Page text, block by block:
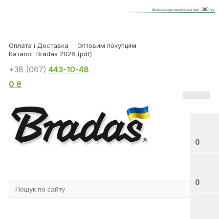
Оплата і Доставка
Оптовим покупцям
Каталог Bradas 2026 (pdf)
0
0
+38 (067) 443-10-48
0 ₴